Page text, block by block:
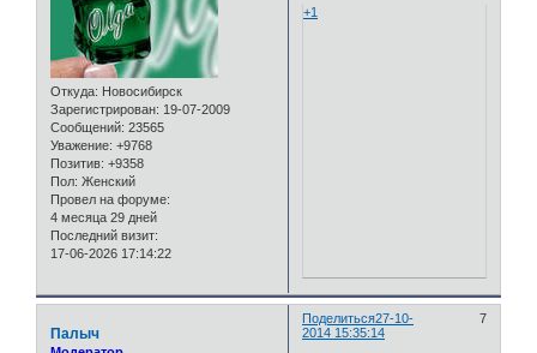
Откуда: Новосибирск
Зарегистрирован: 19-07-2009
Сообщений: 23565
Уважение: +9768
Позитив: +9358
Пол: Женский
Провел на форуме:
4 месяца 29 дней
Последний визит:
17-06-2026 17:14:22
+1
Поделиться 7
27-10-
2014 15:35:14
Палыч